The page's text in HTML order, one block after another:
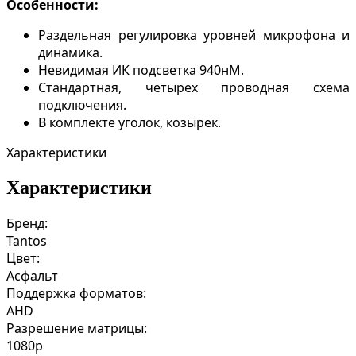
Особенности:
Раздельная регулировка уровней микрофона и
динамика.
Невидимая ИК подсветка 940нМ.
Стандартная, четырех проводная схема
подключения.
В комплекте уголок, козырек.
Характеристики
Характеристики
Бренд:
Tantos
Цвет:
Асфальт
Поддержка форматов:
AHD
Разрешение матрицы:
1080p